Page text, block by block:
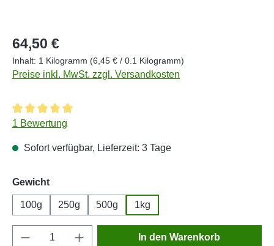
Regulärer Preis:
64,50 €
Inhalt: 1 Kilogramm (6,45 € / 0.1 Kilogramm)
Preise inkl. MwSt. zzgl. Versandkosten
Durchschnittliche Bewertung von 5 von 5 Sternen
1 Bewertung
Sofort verfügbar, Lieferzeit: 3 Tage
Gewichtauswählen
100g 250g 500g 1kg
Produkt Anzahl: Gib den gewünschten
In den Warenkorb